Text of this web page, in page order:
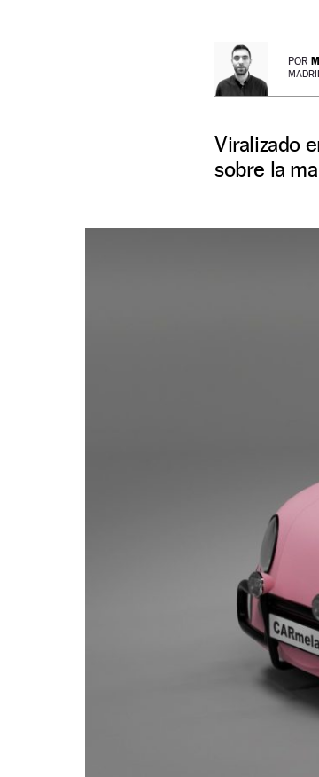
POR
Viralizado
sobre la